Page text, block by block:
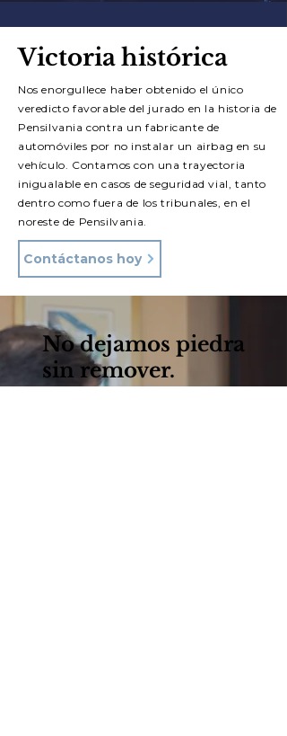
Victoriahistórica
Nos enorgullece haber obtenido el único
veredicto favorable del jurado en la historia de
Pensilvania contra un fabricante de
automóviles por no instalar un airbag en su
vehículo. Contamos con una trayectoria
inigualable en casos de seguridad vial, tanto
dentro como fuera de los tribunales, en el
noreste de Pensilvania.
Contáctanos hoy
No dejamos piedra
sin remover.